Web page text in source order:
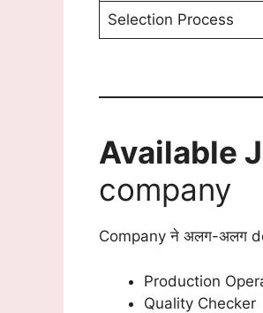
Selection Process
Available
company
Company ने अलग-अलग
Production
Quality Checker